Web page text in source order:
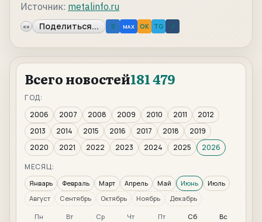
Источник: metalinfo.ru
«» Поделиться... B MAX OK TG ↗
Всего новостей181 479
ГОД:
2006
2007 2008 2009 2010 2011
2012
2013
2014 2015 2016 2017 2018
2019
2020
2021 2022 2023 2024 2025
2026
МЕСЯЦ:
Январь Февраль Март Апрель Май Июнь
Июль
Август
Сентябрь Октябрь Ноябрь Декабрь
Пн Вт Ср Чт Пт Сб Вс